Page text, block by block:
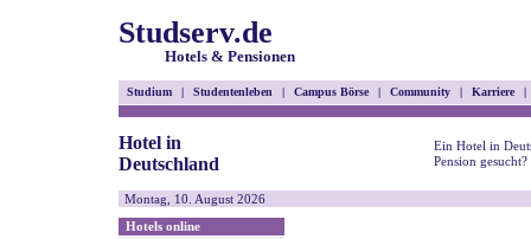
Studserv.de
Hotels & Pensionen
Studium | Studentenleben | Campus Börse | Community | Karriere |
Hotel in
Deutschland
Ein Hotel in
Pension gesucht?
Montag, 10. August 2026
Hotels online